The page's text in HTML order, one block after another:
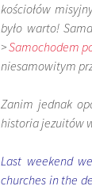
kościołów
było warto!
>Samochodem
niesamowitym
Zanim jednak
historia jezuitów
Last weekend
churches in the